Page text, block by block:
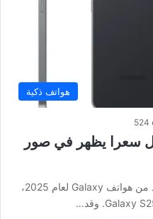
هواتف ذكية
524
سعرا يظهر في صور
تقترب سامسونج من إطلاق جهاز جديد من هواتف Galaxy لعام 2025،